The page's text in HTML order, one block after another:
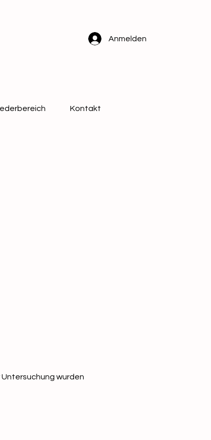
Anmelden
Kontakt
wurden